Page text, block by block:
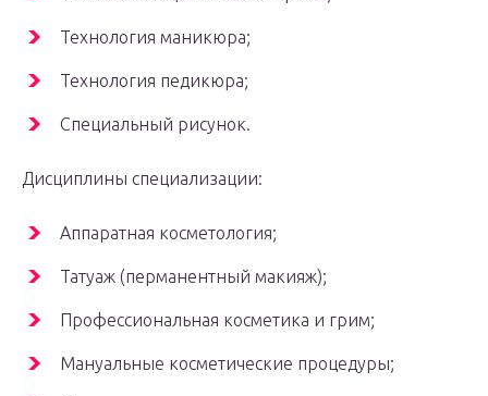
Технология маникюра;
Технология педикюра;
Специальный рисунок.
Дисциплины специализации:
Аппаратная косметология;
Татуаж (перманентный макияж);
Профессиональная косметика и грим;
Мануальные косметические процедуры;